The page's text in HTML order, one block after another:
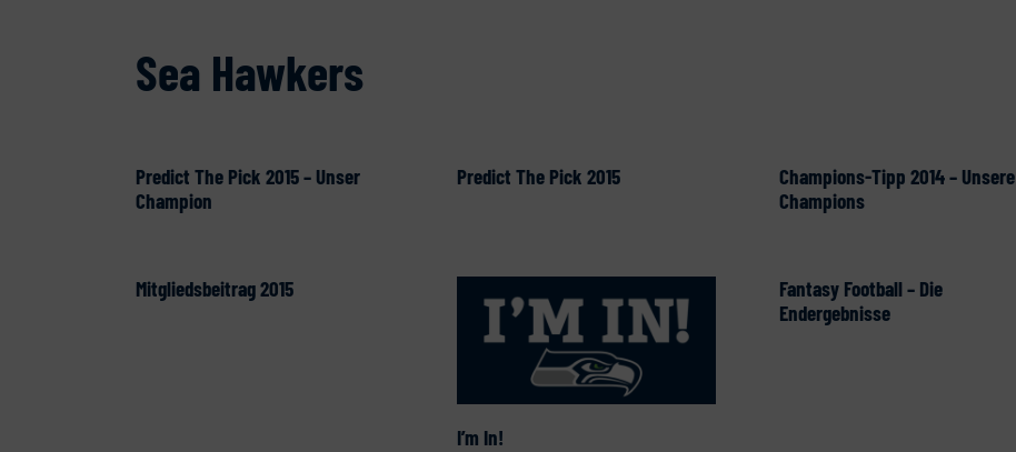
Sea Hawkers
Predict The Pick 2015 – Unser
Champion
Predict The Pick 2015
Champions-Tipp 2014 – Unsere
Champions
Mitgliedsbeitrag 2015
I’m In!
Fantasy Football – Die
Endergebnisse